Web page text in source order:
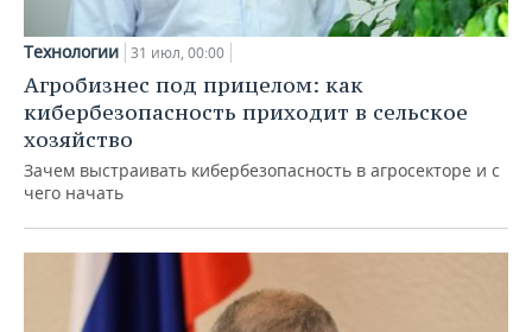
Технологии 31 июл, 00:00
Агробизнес под прицелом: как
кибербезопасность приходит в сельское
хозяйство
Зачем выстраивать кибербезопасность в агросекторе и с
чего начать